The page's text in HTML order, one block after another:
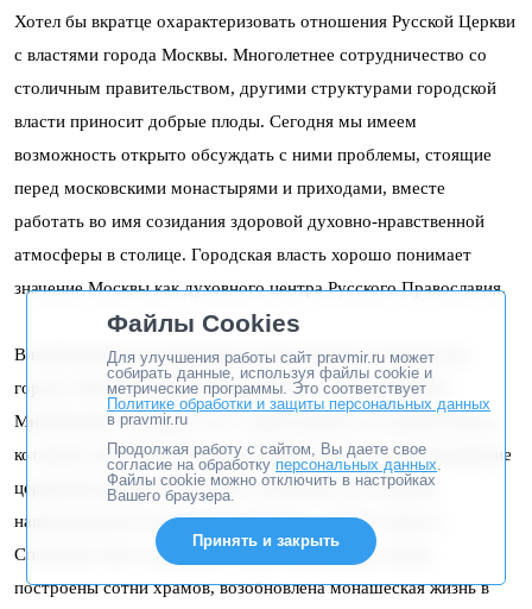
Хотел бы вкратце охарактеризовать отношения Русской Церкви
с властями города Москвы. Многолетнее сотрудничество со
столичным правительством, другими структурами городской
власти приносит добрые плоды. Сегодня мы имеем
возможность открыто обсуждать с ними проблемы, стоящие
перед московскими монастырями и приходами, вместе
работать во имя созидания здоровой духовно-нравственной
атмосферы в столице. Городская власть хорошо понимает
значение Москвы как духовного центра Русского Православия.
В нынешнем году произошла смена высшего руководства
города. Мы благодарны покинувшему пост мэра Юрию
Михайловичу Лужкову и его соработникам за большой вклад,
который они вносили на протяжении многих лет в возрождение
церковной жизни. Достаточно вспомнить воссоздание
национальной исторической святыни — Храма Христа
Спасителя. Восстановлены, отреставрированы, вновь
построены сотни храмов, возобновлена монашеская жизнь в
Файлы Cookies
Для улучшения работы сайт pravmir.ru может
собирать данные, используя файлы cookie и
метрические программы. Это соответствует
Политике обработки и защиты персональных данных
в pravmir.ru
Продолжая работу с сайтом, Вы даете свое
согласие на обработку персональных данных.
Файлы cookie можно отключить в настройках
Вашего браузера.
Принять и закрыть